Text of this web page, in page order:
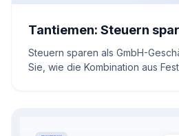
Tantiemen: Steuern
Steuern sparen als GmbH-
Sie, wie die Kombination aus